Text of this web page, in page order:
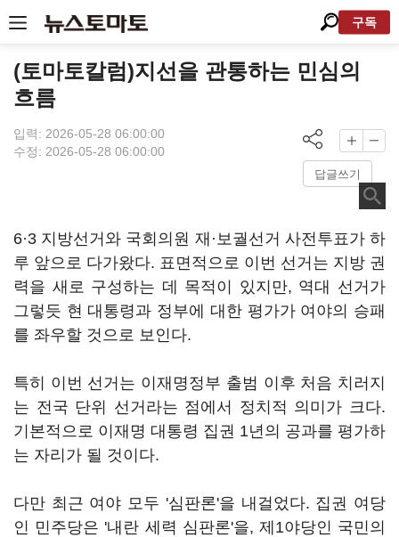
구독
(토마토칼럼)지선을 관통하는 민심의
흐름
입력: 2026-05-28 06:00:00
수정: 2026-05-28 06:00:00
답글쓰기
6·3 지방선거와 국회의원 재·보궐선거 사전투표가 하
루 앞으로 다가왔다. 표면적으로 이번 선거는 지방 권
력을 새로 구성하는 데 목적이 있지만, 역대 선거가
그렇듯 현 대통령과 정부에 대한 평가가 여야의 승패
를 좌우할 것으로 보인다.
특히 이번 선거는 이재명정부 출범 이후 처음 치러지
는 전국 단위 선거라는 점에서 정치적 의미가 크다.
기본적으로 이재명 대통령 집권 1년의 공과를 평가하
는 자리가 될 것이다.
다만 최근 여야 모두 '심판론'을 내걸었다. 집권 여당
인 민주당은 '내란 세력 심판론'을, 제1야당인 국민의